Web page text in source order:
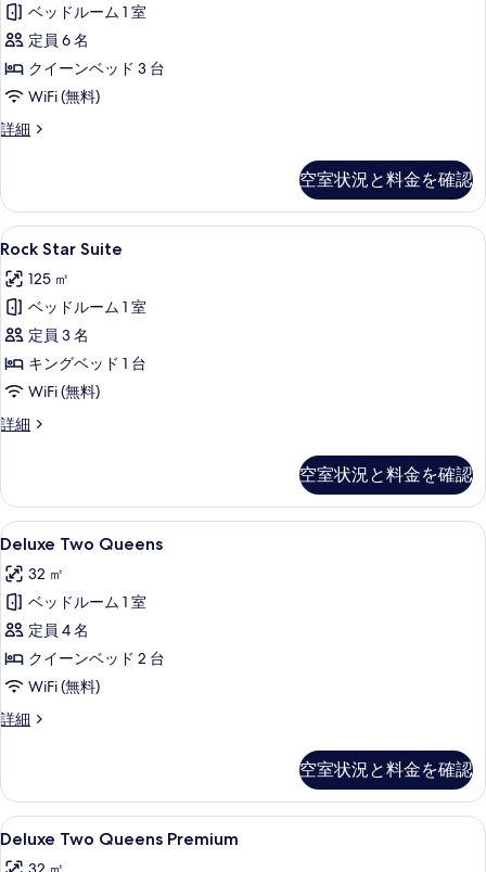
る
す
べ
て
の
写
表
示
す
る
ベッドルーム 1 室
定員 6 名
クイーンベッド 3 台
WiFi (無料)
詳細
Loft
細
空室状況と料金を確認
Rock
Star
Suite
の
す
べ
て
の
を
表
示
す
る
Rock Star Suite | 1 室のベッドルー
5
Rock Star Suite
125 ㎡
ベッドルーム 1 室
定員 3 名
キングベッド 1 台
WiFi (無料)
詳細
Rock
詳
細
空室状況と料金を確認
Deluxe
Two
Queens
の
す
べ
て
の
を
表
示
Deluxe Two Queens | 1 室のベッド
4
Deluxe Two Queens
32 ㎡
ベッドルーム 1 室
定員 4 名
クイーンベッド 2 台
WiFi (無料)
詳細
Deluxe
詳
細
空室状況と料金を確認
Deluxe
Two
Deluxe Two Queens Premium | 1 室
3
Deluxe Two Queens Premium